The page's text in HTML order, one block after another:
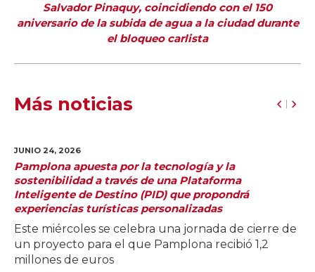
Salvador Pinaquy, coincidiendo con el 150
aniversario de la subida de agua a la ciudad durante
el bloqueo carlista
Más noticias
JUNIO 24, 2026
Pamplona apuesta por la tecnología y la
sostenibilidad a través de una Plataforma
Inteligente de Destino (PID) que propondrá
experiencias turísticas personalizadas
Este miércoles se celebra una jornada de cierre de
un proyecto para el que Pamplona recibió 1,2
millones de euros